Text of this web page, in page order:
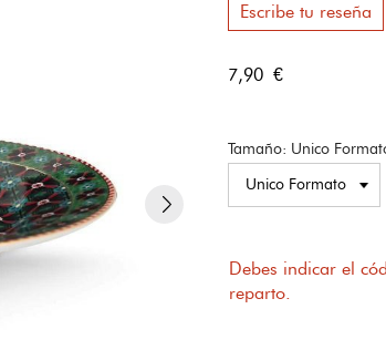
Escribe tu reseña
7,90 €
Tamaño: Unico
Debes indicar el
reparto.